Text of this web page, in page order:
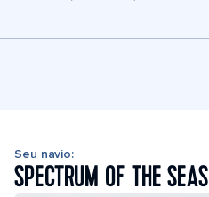
Seu navio:
SPECTRUM OF THE SEAS